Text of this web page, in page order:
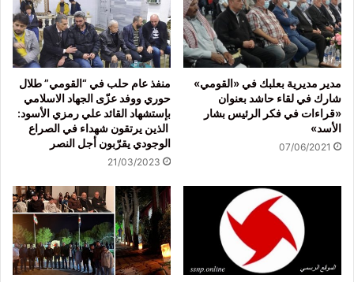
مدير مديرية بعلبك في «القومي»
شارك في لقاء حاشد بعنوان
«قراءات في فكر الرئيس بشار
الأسد»
07/06/2021
منفذ عام حلب في “القومي” طلال
حوري ووفد عزّى الجهاد الاسلامي
بإستشهاد القائد علي رمزي الأسود:
الذين يرتقون شهداء في الصراع
الوجودي يقرّبون أجل النصر
21/03/2023